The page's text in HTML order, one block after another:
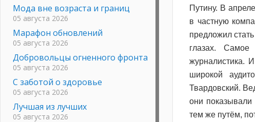
Путину. В
в частную
предложил
глазах.
журналистика.
широкой
Твардовский.
они показывали
тем же путём,
Мода вне возраста и границ
05 августа 2026
Марафон обновлений
05 августа 2026
Добровольцы огненного фронта
05 августа 2026
С заботой о здоровье
05 августа 2026
Лучшая из лучших
05 августа 2026